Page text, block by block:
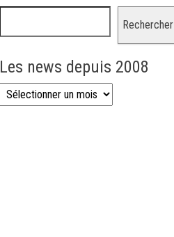
Rechercher
Les news depuis 2008
Les news depuis 2008